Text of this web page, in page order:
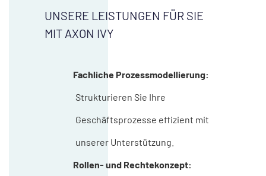
UNSERE LEISTUNGEN FÜR SIE
MIT AXON IVY
Fachliche Prozessmodellierung:
Strukturieren Sie Ihre
Geschäftsprozesse effizient mit
unserer Unterstützung.
Rollen- und Rechtekonzept: